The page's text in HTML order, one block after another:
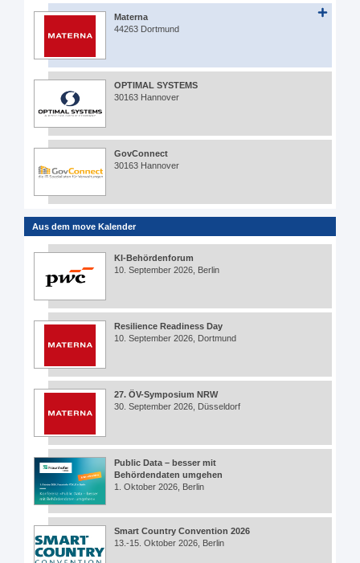
Materna
44263 Dortmund
OPTIMAL SYSTEMS
30163 Hannover
GovConnect
30163 Hannover
Aus dem move Kalender
KI-Behördenforum
10. September 2026, Berlin
Resilience Readiness Day
10. September 2026, Dortmund
27. ÖV-Symposium NRW
30. September 2026, Düsseldorf
Public Data – besser mit
Behördendaten umgehen
1. Oktober 2026, Berlin
Smart Country Convention 2026
13.-15. Oktober 2026, Berlin